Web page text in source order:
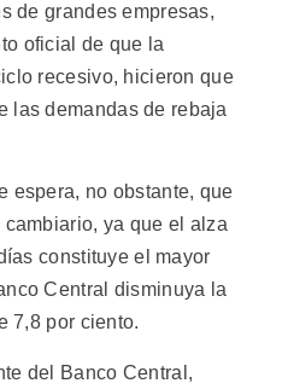
de grandes empresas,
oficial de que la
recesivo, hicieron que
las demandas de rebaja
espera, no obstante, que
ya que el alza
constituye el mayor
Central disminuya la
7,8 por ciento.
del Banco Central,